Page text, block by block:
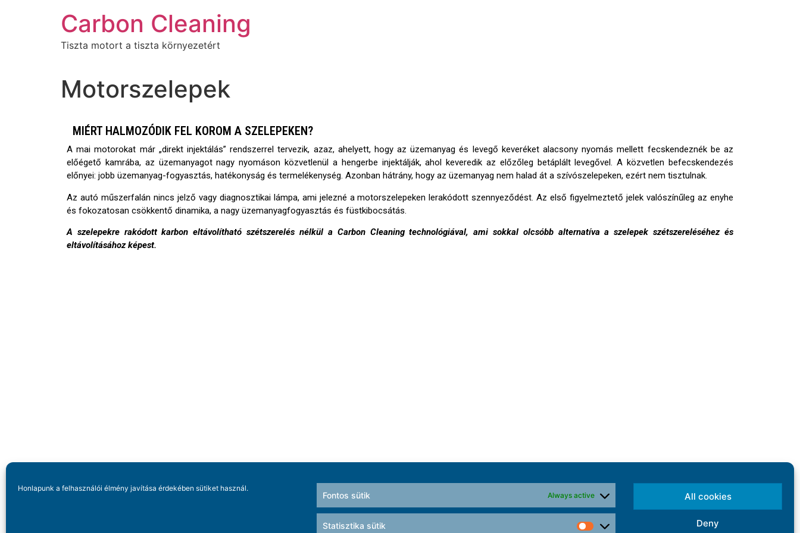
Honlapunk a felhasználói élmény javítása érdekében sütiket használ.
Fontos sütik Always active
Statisztika sütik
All cookies
Deny
Carbon Cleaning
Tiszta motort a tiszta környezetért
Motorszelepek
MIÉRT HALMOZÓDIK FEL KOROM A SZELEPEKEN?
A mai motorokat már „direkt injektálás” rendszerrel tervezik, azaz, ahelyett, hogy az üzemanyag és levegő keveréket alacsony nyomás mellett fecskendeznék be az
előégető kamrába, az üzemanyagot nagy nyomáson közvetlenül a hengerbe injektálják, ahol keveredik az előzőleg betáplált levegővel. A közvetlen befecskendezés
előnyei: jobb üzemanyag-fogyasztás, hatékonyság és termelékenység. Azonban hátrány, hogy az üzemanyag nem halad át a szívószelepeken, ezért nem tisztulnak.
Az autó műszerfalán nincs jelző vagy diagnosztikai lámpa, ami jelezné a motorszelepeken lerakódott szennyeződést. Az első figyelmeztető jelek valószínűleg az enyhe
és fokozatosan csökkentő dinamika, a nagy üzemanyagfogyasztás és füstkibocsátás.
A szelepekre rakódott karbon eltávolítható szétszerelés nélkül a Carbon Cleaning technológiával, ami sokkal olcsóbb alternatíva a szelepek szétszereléséhez és
eltávolításához képest.